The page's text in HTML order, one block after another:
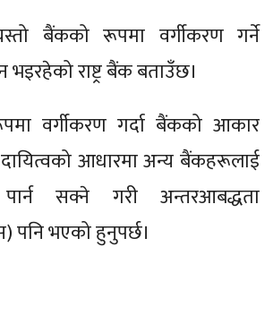
बैंकको रूपमा वर्गीकरण गर्ने
भइरहेको राष्ट्र बैंक बताउँछ।
वर्गीकरण गर्दा बैंकको आकार
आधारमा अन्य बैंकहरूलाई
सक्ने गरी अन्तरआबद्धता
पनि भएको हुनुपर्छ।